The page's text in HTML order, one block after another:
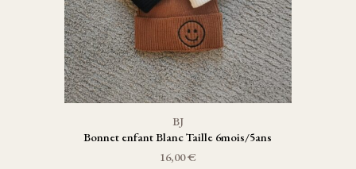
BJ
Bonnet enfant Blanc Taille 6mois/5ans
16,00 €